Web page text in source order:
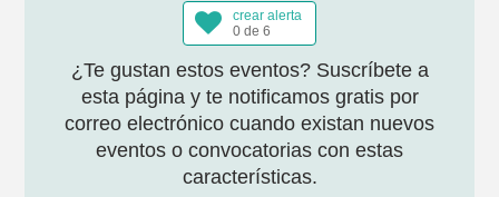
crear alerta
0 de 6
¿Te gustan estos eventos? Suscríbete a
esta página y te notificamos gratis por
correo electrónico cuando existan nuevos
eventos o convocatorias con estas
características.